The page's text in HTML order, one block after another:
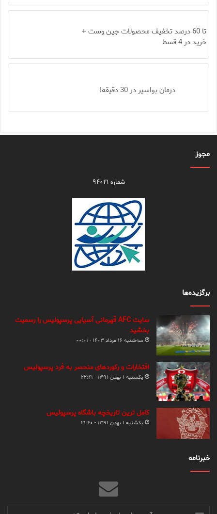
تا 60 درصد تخفیف محصولات جین وست +
خرید در 4 قسط
درمان بواسیر در 30 دقیقه!
مجوز
شماره ۹۴۰۲۱
برگزیده‌ها
سایت AFC قهرمانی آسیایی پرسپولیس را رسمیت
بخشید
سه‌شنبه ۱۶ مرداد ۱۴۰۳ - ۰۰:۰۱
افتخارات و رکوردهای منحصر به فرد پرسپولیس
یکشنبه ۱ بهمن ۱۳۹۱ - ۲۲:۴۱
کامل ترین تاریخچه باشگاه پرسپولیس
یکشنبه ۱ بهمن ۱۳۹۱ - ۲۱:۴۰
خبرنامه
آدرس